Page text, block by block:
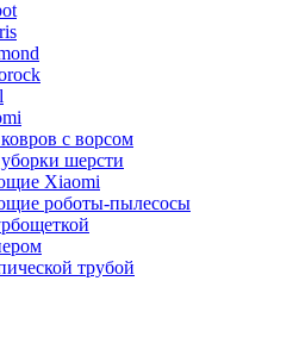
с ворсом
шерсти
Xiaomi
роботы-пылесосы
трубой